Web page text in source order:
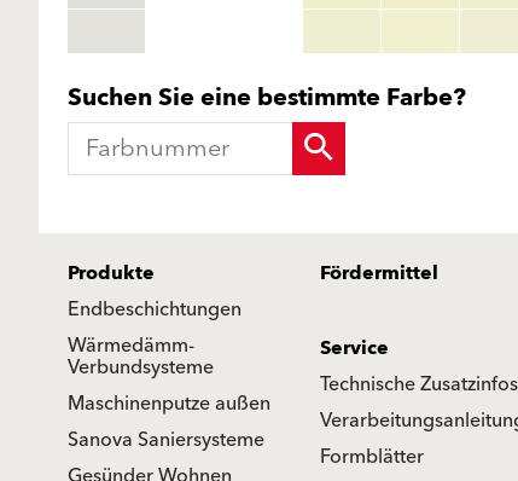
Suchen Sie eine bestimmte Farbe?
Produkte
Endbeschichtungen
Wärmedämm-
Verbundsysteme
Maschinenputze außen
Sanova Saniersysteme
Fördermittel
Service
Technische Zusatzinfos
Formblätter